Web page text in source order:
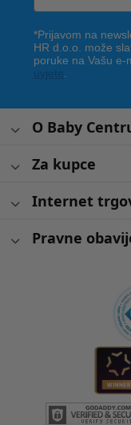
*Prijavom na
HR d.o.o. može
poruke na Vašu e-
O Baby
Za kupce
Internet
Pravne